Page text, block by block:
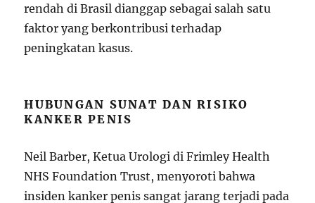
rendah di Brasil dianggap sebagai salah satu
faktor yang berkontribusi terhadap
peningkatan kasus.
HUBUNGAN SUNAT DAN RISIKO
KANKER PENIS
Neil Barber, Ketua Urologi di Frimley Health
NHS Foundation Trust, menyoroti bahwa
insiden kanker penis sangat jarang terjadi pada